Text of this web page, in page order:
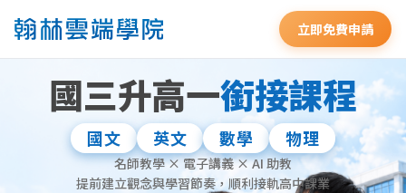
立即免費申請
國三升高一銜接課程
國文 英文 數學 物理
名師教學 × 電子講義 × AI 助教
提前建立觀念與學習節奏，順利接軌高中課業